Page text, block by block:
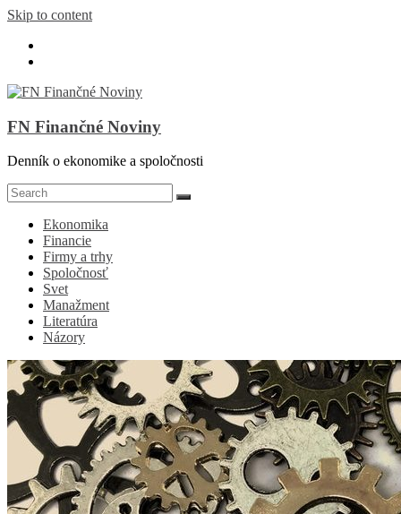
Skip to content
FN Finančné Noviny
Denník o ekonomike a spoločnosti
Ekonomika
Financie
Firmy a trhy
Spoločnosť
Svet
Manažment
Literatúra
Názory